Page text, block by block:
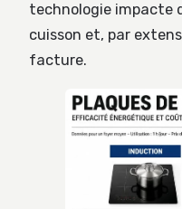
technologie impacte
cuisson et, par
facture.